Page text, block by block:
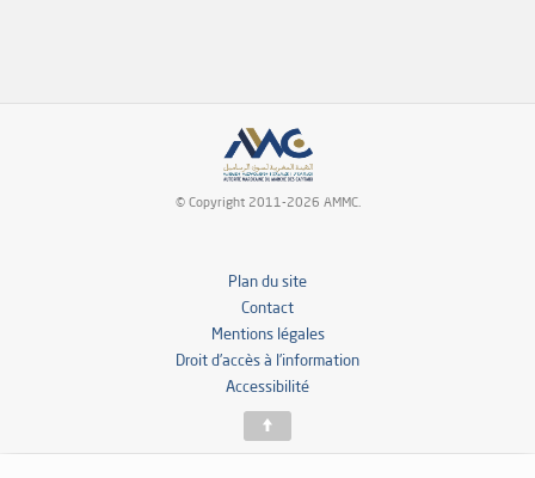
© Copyright 2011-2026 AMMC.
Plan du site
Contact
Mentions légales
Droit d’accès à l’information
Accessibilité